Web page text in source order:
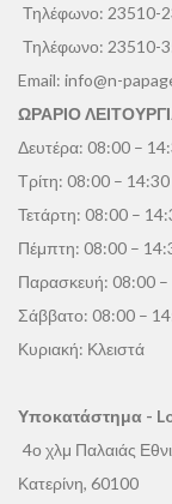
Τηλέφωνο: 23510-
Τηλέφωνο: 23510-
Email: info@n-
ΩΡΑΡΙΟ
Δευτέρα: 08:00 –
Τρίτη: 08:00 –
Τετάρτη: 08:00 –
Πέμπτη: 08:00 –
Παρασκευή: 08:00
Σάββατο: 08:00 –
Κυριακή: Κλειστά
Υποκατάστημα -
4ο χλμ Παλαιάς
Κατερίνη, 60100